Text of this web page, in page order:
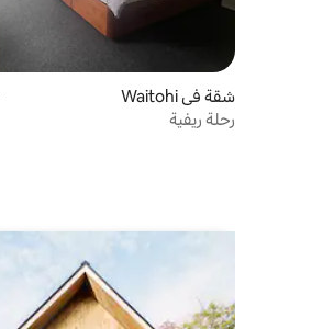
شقة في Waitohi
رحلة ريفية